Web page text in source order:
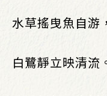
水草搖曳魚自游，
白鷺靜立映清流